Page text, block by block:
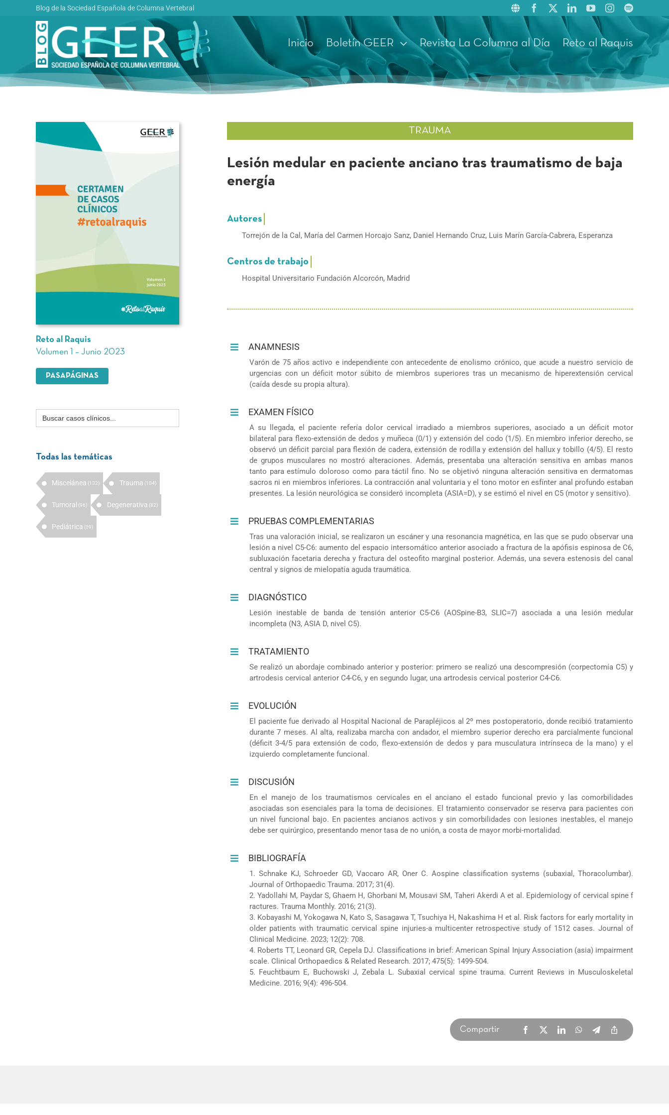
Blog de la Sociedad Española de Columna Vertebral
Inicio Boletín GEER Revista La Columna al Día Reto al Raquis
Reto al Raquis
Volumen 1 – Junio 2023
PASAPÁGINAS
Buscar:
Todas las temáticas
Miscelánea (132) Trauma (104)
Tumoral (96) Degenerativa (82)
Pediátrica (59)
TRAUMA
Lesión medular en paciente anciano tras traumatismo de baja
energía
Torrejón de la Cal, María del Carmen Horcajo Sanz, Daniel Hernando Cruz, Luis Marín García-Cabrera, Esperanza
Hospital Universitario Fundación Alcorcón, Madrid
ANAMNESIS
Varón de 75 años activo e independiente con antecedente de enolismo crónico, que acude a nuestro servicio de
urgencias con un déficit motor súbito de miembros superiores tras un mecanismo de hiperextensión cervical
(caída desde su propia altura).
EXAMEN FÍSICO
A su llegada, el paciente refería dolor cervical irradiado a miembros superiores, asociado a un déficit motor
bilateral para flexo-extensión de dedos y muñeca (0/1) y extensión del codo (1/5). En miembro inferior derecho, se
observó un déficit parcial para flexión de cadera, extensión de rodilla y extensión del hallux y tobillo (4/5). El resto
de grupos musculares no mostró alteraciones. Además, presentaba una alteración sensitiva en ambas manos
tanto para estímulo doloroso como para táctil fino. No se objetivó ninguna alteración sensitiva en dermatomas
sacros ni en miembros inferiores. La contracción anal voluntaria y el tono motor en esfínter anal profundo estaban
presentes. La lesión neurológica se consideró incompleta (ASIA=D), y se estimó el nivel en C5 (motor y sensitivo).
PRUEBAS COMPLEMENTARIAS
Tras una valoración inicial, se realizaron un escáner y una resonancia magnética, en las que se pudo observar una
lesión a nivel C5-C6: aumento del espacio intersomático anterior asociado a fractura de la apófisis espinosa de C6,
subluxación facetaria derecha y fractura del osteofito marginal posterior. Además, una severa estenosis del canal
central y signos de mielopatía aguda traumática.
DIAGNÓSTICO
Lesión inestable de banda de tensión anterior C5-C6 (AOSpine-B3, SLIC=7) asociada a una lesión medular
incompleta (N3, ASIA D, nivel C5).
TRATAMIENTO
Se realizó un abordaje combinado anterior y posterior: primero se realizó una descompresión (corpectomía C5) y
artrodesis cervical anterior C4-C6, y en segundo lugar, una artrodesis cervical posterior C4-C6.
EVOLUCIÓN
El paciente fue derivado al Hospital Nacional de Parapléjicos al 2º mes postoperatorio, donde recibió tratamiento
durante 7 meses. Al alta, realizaba marcha con andador, el miembro superior derecho era parcialmente funcional
(déficit 3-4/5 para extensión de codo, flexo-extensión de dedos y para musculatura intrínseca de la mano) y el
izquierdo completamente funcional.
DISCUSIÓN
En el manejo de los traumatismos cervicales en el anciano el estado funcional previo y las comorbilidades
asociadas son esenciales para la toma de decisiones. El tratamiento conservador se reserva para pacientes con
un nivel funcional bajo. En pacientes ancianos activos y sin comorbilidades con lesiones inestables, el manejo
debe ser quirúrgico, presentando menor tasa de no unión, a costa de mayor morbi-mortalidad.
BIBLIOGRAFÍA
1. Schnake KJ, Schroeder GD, Vaccaro AR, Oner C. Aospine classification systems (subaxial, Thoracolumbar).
Journal of Orthopaedic Trauma. 2017; 31(4).
2. Yadollahi M, Paydar S, Ghaem H, Ghorbani M, Mousavi SM, Taheri Akerdi A et al. Epidemiology of cervical spine f
ractures. Trauma Monthly. 2016; 21(3).
3. Kobayashi M, Yokogawa N, Kato S, Sasagawa T, Tsuchiya H, Nakashima H et al. Risk factors for early mortality in
older patients with traumatic cervical spine injuries-a multicenter retrospective study of 1512 cases. Journal of
Clinical Medicine. 2023; 12(2): 708.
4. Roberts TT, Leonard GR, Cepela DJ. Classifications in brief: American Spinal Injury Association (asia) impairment
scale. Clinical Orthopaedics & Related Research. 2017; 475(5): 1499-504.
5. Feuchtbaum E, Buchowski J, Zebala L. Subaxial cervical spine trauma. Current Reviews in Musculoskeletal
Medicine. 2016; 9(4): 496-504.
Compartir